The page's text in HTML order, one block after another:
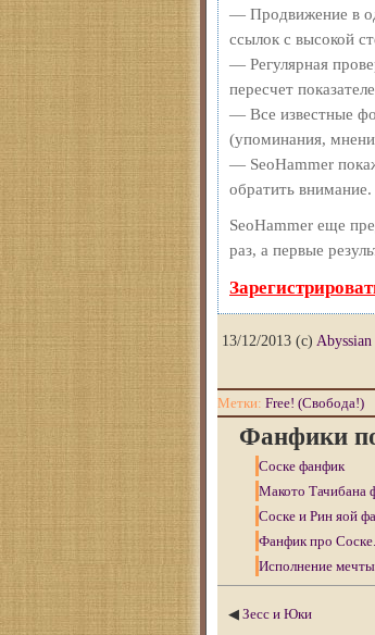
— Продвижение в
ссылок с высокой
— Регулярная
пересчет
— Все известные
(упоминания,
— SeoHammer
обратить внимание.
SeoHammer еще
раз, а первые
13/12/2013 (c) Abyssian
Метки: Free! (Свобода!)
Фанфики
Соске фанфик
Макото Тачибана
Соске и Рин яой
Фанфик про
Исполнение мечты
◀ Зесс и Юки